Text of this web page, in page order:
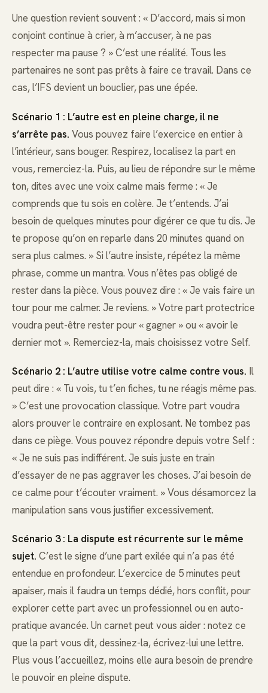
Une question revient souvent : « D’accord, mais si mon
conjoint continue à crier, à m’accuser, à ne pas
respecter ma pause ? » C’est une réalité. Tous les
partenaires ne sont pas prêts à faire ce travail. Dans ce
cas, l’IFS devient un bouclier, pas une épée.
Scénario 1 : L’autre est en pleine charge, il ne
s’arrête pas. Vous pouvez faire l’exercice en entier à
l’intérieur, sans bouger. Respirez, localisez la part en
vous, remerciez-la. Puis, au lieu de répondre sur le même
ton, dites avec une voix calme mais ferme : « Je
comprends que tu sois en colère. Je t’entends. J’ai
besoin de quelques minutes pour digérer ce que tu dis. Je
te propose qu’on en reparle dans 20 minutes quand on
sera plus calmes. » Si l’autre insiste, répétez la même
phrase, comme un mantra. Vous n’êtes pas obligé de
rester dans la pièce. Vous pouvez dire : « Je vais faire un
tour pour me calmer. Je reviens. » Votre part protectrice
voudra peut-être rester pour « gagner » ou « avoir le
dernier mot ». Remerciez-la, mais choisissez votre Self.
Scénario 2 : L’autre utilise votre calme contre vous. Il
peut dire : « Tu vois, tu t’en fiches, tu ne réagis même pas.
» C’est une provocation classique. Votre part voudra
alors prouver le contraire en explosant. Ne tombez pas
dans ce piège. Vous pouvez répondre depuis votre Self :
« Je ne suis pas indifférent. Je suis juste en train
d’essayer de ne pas aggraver les choses. J’ai besoin de
ce calme pour t’écouter vraiment. » Vous désamorcez la
manipulation sans vous justifier excessivement.
Scénario 3 : La dispute est récurrente sur le même
sujet. C’est le signe d’une part exilée qui n’a pas été
entendue en profondeur. L’exercice de 5 minutes peut
apaiser, mais il faudra un temps dédié, hors conflit, pour
explorer cette part avec un professionnel ou en auto-
pratique avancée. Un carnet peut vous aider : notez ce
que la part vous dit, dessinez-la, écrivez-lui une lettre.
Plus vous l’accueillez, moins elle aura besoin de prendre
le pouvoir en pleine dispute.